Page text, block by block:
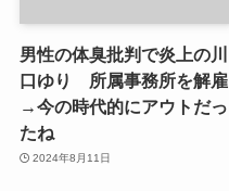
男性の体臭批判で炎上の川
口ゆり 所属事務所を解雇
→今の時代的にアウトだっ
たね
2024年8月11日